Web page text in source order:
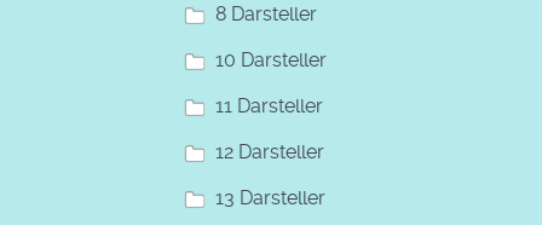
8 Darsteller
10 Darsteller
11 Darsteller
12 Darsteller
13 Darsteller